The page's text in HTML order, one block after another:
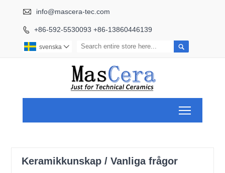
 info@mascera-tec.com
 +86-592-5530093 +86-13860446139

svenska 
Keramikkunskap / Vanliga frågor